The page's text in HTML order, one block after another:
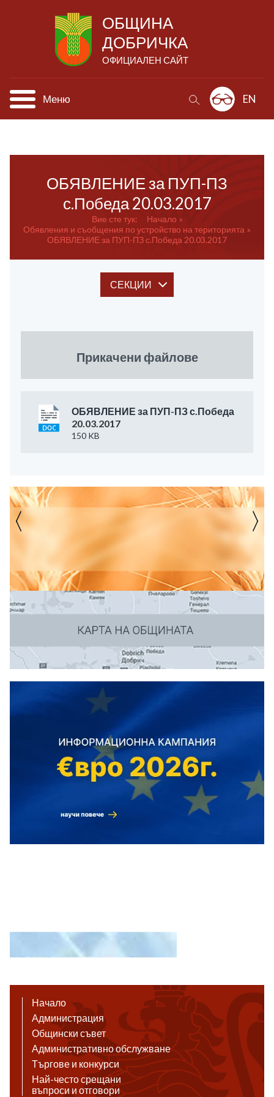
ОБЩИНА
ДОБРИЧКА
ОФИЦИАЛЕН САЙТ
Меню EN
ОБЯВЛЕНИЕ за ПУП-ПЗ
с.Победа 20.03.2017
Вие сте тук:
Начало
Обявления и съобщения по устройство на територията
ОБЯВЛЕНИЕ за ПУП-ПЗ с.Победа 20.03.2017
СЕКЦИИ
Прикачени файлове
ОБЯВЛЕНИЕ за ПУП-ПЗ с.Победа
20.03.2017
150 KB
Начало
Администрация
Общински съвет
Административно обслужване
Търгове и конкурси
Най-често срещани
въпроси и отговори